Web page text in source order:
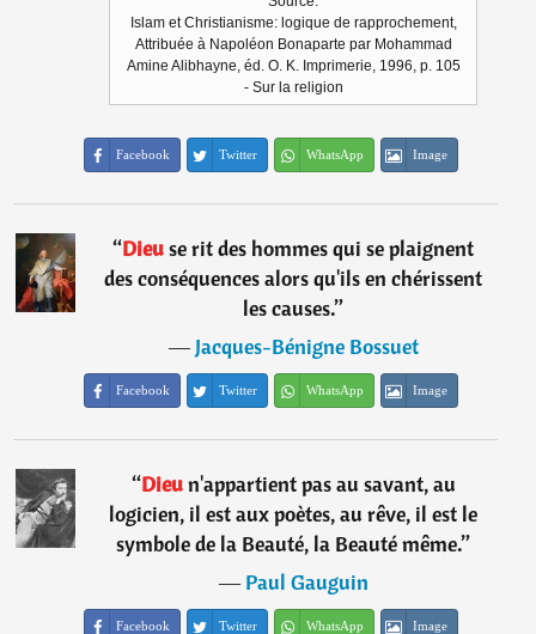
Islam et Christianisme: logique de rapprochement,
Attribuée à Napoléon Bonaparte par Mohammad
Amine Alibhayne, éd. O. K. Imprimerie, 1996, p. 105
- Sur la religion
Facebook Twitter WhatsApp Image
“Dieuse rit des hommes qui se plaignent
des conséquences alors qu'ils en chérissent
les causes.”
―Jacques-Bénigne Bossuet
Facebook Twitter WhatsApp Image
“Dieun'appartient pas au savant, au
logicien, il est aux poètes, au rêve, il est le
symbole de la Beauté, la Beauté même.”
―Paul Gauguin
Facebook Twitter WhatsApp Image